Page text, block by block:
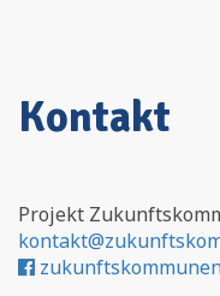
Kontakt
Projekt